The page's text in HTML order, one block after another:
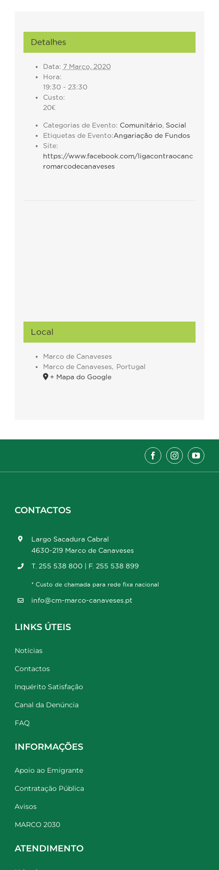
Detalhes
Data: 7 Março, 2020
Hora:
19:30 - 23:30
Custo:
20€
Categorias de Evento: Comunitário, Social
Etiquetas de Evento:Angariação de Fundos
Site:
https://www.facebook.com/ligacontraocanc
romarcodecanaveses
Local
Marco de Canaveses
Marco de Canaveses, Portugal
+ Mapa do Google
CONTACTOS
Largo Sacadura Cabral
4630-219 Marco de Canaveses
T. 255 538 800 | F. 255 538 899
* Custo de chamada para rede fixa nacional
info@cm-marco-canaveses.pt
LINKS ÚTEIS
Notícias
Contactos
Inquérito Satisfação
Canal da Denúncia
FAQ
INFORMAÇÕES
Apoio ao Emigrante
Contratação Pública
Avisos
MARCO 2030
ATENDIMENTO